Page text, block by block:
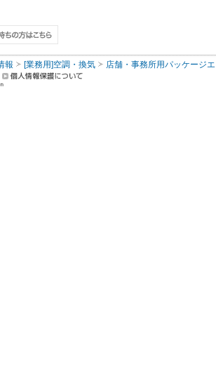
報 [業務用]空調・換気 店舗・事務所用パッケージ